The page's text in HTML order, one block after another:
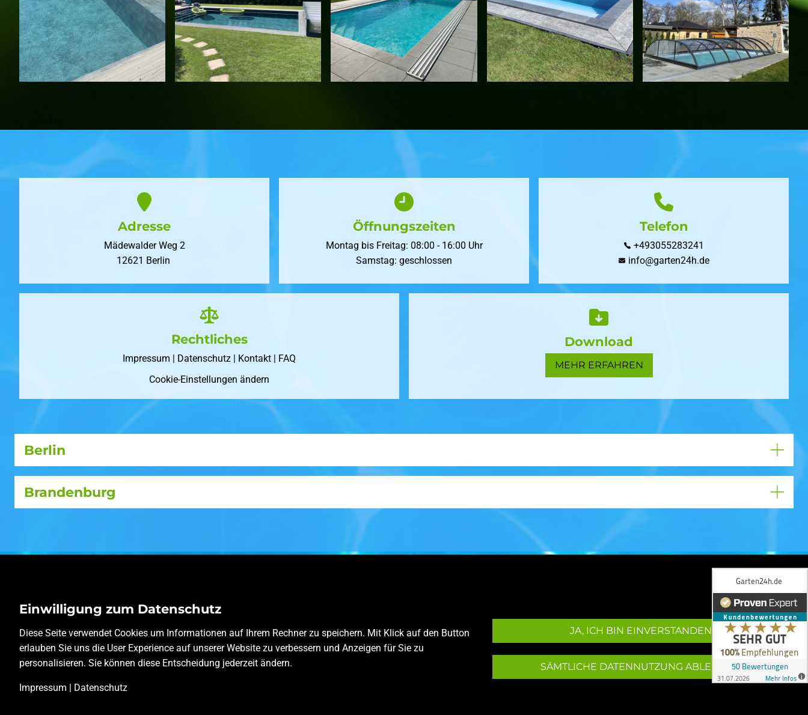
Adresse
Mädewalder Weg 2
12621 Berlin
Öffnungszeiten
Montag bis Freitag: 08:00 - 16:00 Uhr
Samstag: geschlossen
Telefon
+493055283241
info@garten24h.de
Rechtliches
Impressum | Datenschutz | Kontakt | FAQ
Cookie-Einstellungen ändern
Download
MEHR ERFAHREN
Einwilligung zum Datenschutz
Diese Seite verwendet Cookies um Informationen auf Ihrem Rechner zu speichern. Mit Klick auf den Button
erlauben Sie uns die User Experience auf unserer Website zu verbessern und Anzeigen für Sie zu
personalisieren. Sie können diese Entscheidung jederzeit ändern.
Impressum | Datenschutz
JA, ICH BIN EINVERSTANDEN
SÄMTLICHE DATENNUTZUNG ABLEHNEN
Berlin
Brandenburg